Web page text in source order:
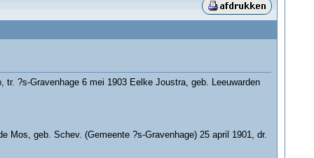
?s-Gravenhage 6 mei 1903 Eelke Joustra, geb. Leeuwarden
Mos, geb. Schev. (Gemeente ?s-Gravenhage) 25 april 1901, dr.